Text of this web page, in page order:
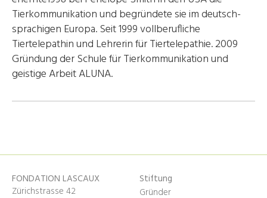
Tierkommunikation und begründete sie im deutsch-
sprachigen Europa. Seit 1999 vollberufliche
Tiertelepathin und Lehrerin für Tiertelepathie. 2009
Gründung der Schule für Tierkommunikation und
geistige Arbeit ALUNA.
FONDATION LASCAUX
Zürichstrasse 42
Stiftung
Gründer